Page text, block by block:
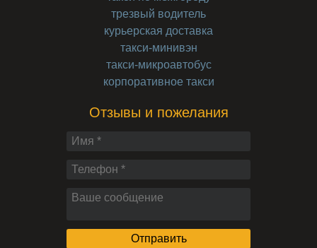
трезвый водитель
курьерская доставка
такси-минивэн
такси-микроавтобус
корпоративное такси
Отзывы и пожелания